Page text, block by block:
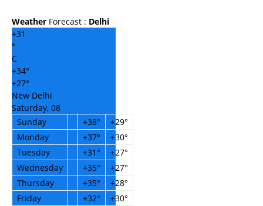
Weather Forecast : Delhi
+31
°
C
+34°
+27°
New Delhi
Saturday, 08
Sunday
+38° +29°
Monday
+37° +30°
Tuesday
+31° +27°
Wednesday
+35° +27°
Thursday
+35° +28°
Friday
+32° +30°